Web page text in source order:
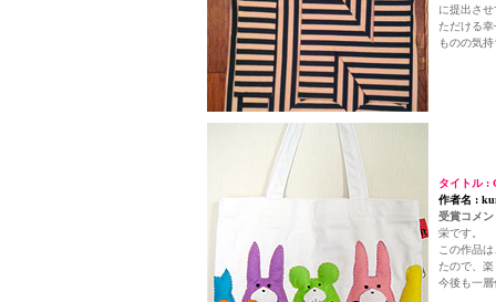
に提出さ
ただける
ものの気
タイトル :
作者名 :
受賞コメ
栄です。
この作品
たので、
今後も一